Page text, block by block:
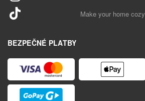
Make your home cozy
BEZPEČNÉ PLATBY